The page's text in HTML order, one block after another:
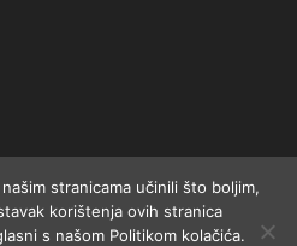
za razvoj cikloturizma Hrvatske,
stranicama učinili što boljim,
korištenja ovih stranica
s našom Politikom kolačića.